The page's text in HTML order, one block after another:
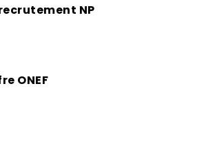
NP
ONEF